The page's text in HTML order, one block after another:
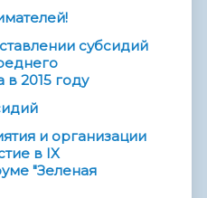
субсидий
2015 году
и организации
в IX
"Зеленая